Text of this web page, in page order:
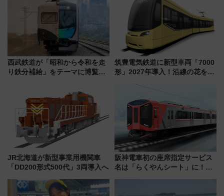
たまご」新グルメ続々登場！
【2026年8月】
西武鉄道が「昭和から令和を走
り鉄分補給」をテーマに博覧会
14日から 新車両「トキイロ」体
験ブースも アクセスや申込方法
を解説
筑豊電気鉄道に新型車両「7000
形」2027年導入！沿線の花をイ
JR北海道が新型事業用機関車
「DD200形式500代」3両導入へ
阪神電車初の座席指定サービス
名は「らくやんシート」に！新